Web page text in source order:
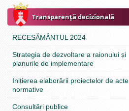
Transparenţă decizională
RECESĂMÂNTUL 2024
Strategia de dezvoltare a raionului și
planurile de implementare
Inițierea elaborării proiectelor de acte
normative
Consultări publice